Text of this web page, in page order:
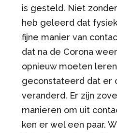
is gesteld. Niet
heb geleerd dat
fijne manier van
dat na de Corona
opnieuw moeten
geconstateerd dat er
veranderd. Er zijn
manieren om uit
ken er wel een paar.